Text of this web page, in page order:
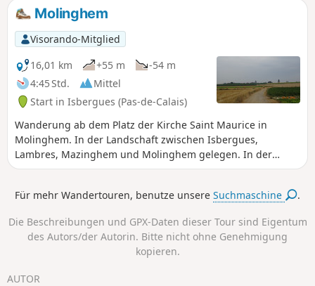
Bibrou, bevor Sie über Les Bruyères nach Quiestède
gelangen. Rückkehr durch den Bois d'Ecques. Die Strecke
ist relativ flach, aber es gibt einige feuchte Gebiete (je nach
Wetterlage sogar mehr). Während der Jagdsaison sollten
Sie sonntags vermeiden, da einige Gemeindewälder an
Jagdgesellschaften vermietet sind! Die Strecke wurde im
September 2024 geändert und verbessert, um die D 190 zu
umgehen.
Molinghem
Visorando-Mitglied
16,01 km
+55 m
-54 m
4:45 Std.
Mittel
Start in Isbergues (Pas-de-Calais)
Wanderung ab dem Platz der Kirche Saint Maurice in
Molinghem. In der Landschaft zwischen Isbergues,
Lambres, Mazinghem und Molinghem gelegen. In der
Ebene der Mühle und entlang des Sumpfes von Lambres.
Für mehr Wandertouren, benutze unsereSuchmaschine .
Die Beschreibungen und GPX-Daten dieser Tour sind Eigentum
des Autors/der Autorin. Bitte nicht ohne Genehmigung
kopieren.
AUTOR